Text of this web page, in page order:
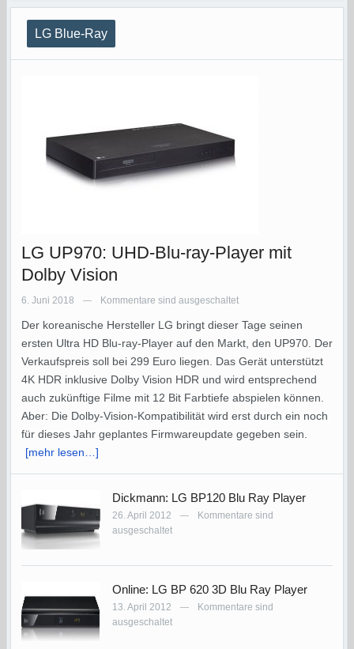
LG Blue-Ray
LG UP970: UHD-Blu-ray-Player mit
Dolby Vision
6. Juni 2018 — Kommentare sind ausgeschaltet
Der koreanische Hersteller LG bringt dieser Tage seinen
ersten Ultra HD Blu-ray-Player auf den Markt, den UP970. Der
Verkaufspreis soll bei 299 Euro liegen. Das Gerät unterstützt
4K HDR inklusive Dolby Vision HDR und wird entsprechend
auch zukünftige Filme mit 12 Bit Farbtiefe abspielen können.
Aber: Die Dolby-Vision-Kompatibilität wird erst durch ein noch
für dieses Jahr geplantes Firmwareupdate gegeben sein.
[mehr lesen…]
Dickmann: LG BP120 Blu Ray Player
26. April 2012 —
Kommentare sind
ausgeschaltet
Online: LG BP 620 3D Blu Ray Player
13. April 2012 —
Kommentare sind
ausgeschaltet